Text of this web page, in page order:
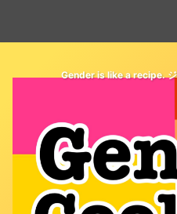
Gender is like a recipe.